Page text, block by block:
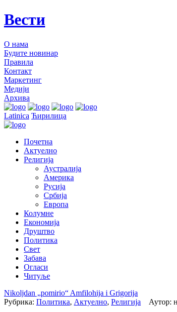
Вести
О нама
Будите новинар
Правила
Контакт
Маркетинг
Медији
Архива
Latinica Ћирилица
Почетна
Актуелно
Религија
Аустралија
Америка
Русија
Србија
Европа
Колумне
Економија
Друштво
Политика
Свет
Забава
Огласи
Читуље
Nikoljdan „pomirio“ Amfilohija i Grigorija
Рубрика: Политика, Актуелно, Религија Аутор: